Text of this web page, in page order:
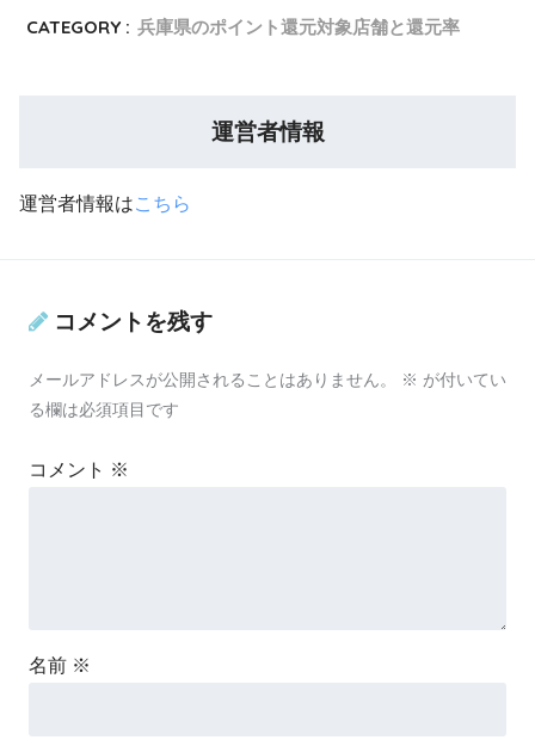
CATEGORY : 兵庫県のポイント還元対象店舗と還元率
運営者情報
運営者情報はこちら
コメントを残す
メールアドレスが公開されることはありません。 ※ が付いてい
る欄は必須項目です
コメント ※
名前 ※